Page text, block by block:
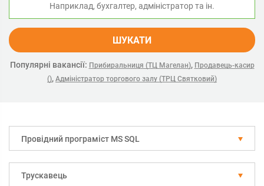
ШУКАТИ
Популярні вакансії: Прибиральниця (ТЦ Магелан), Продавець-касир
(), Адміністратор торгового залу (ТРЦ Святковий)
Провідний програміст MS SQL
Трускавець